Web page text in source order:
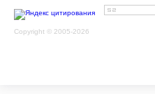
Copyright © 2005-2026